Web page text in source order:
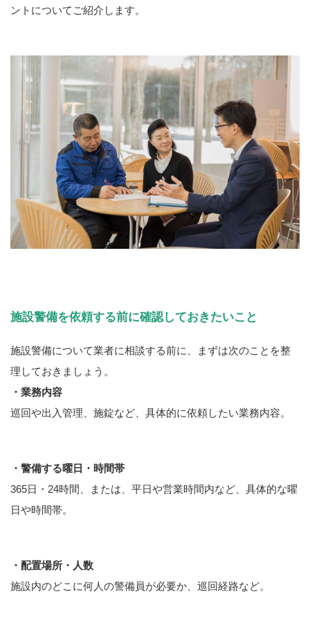
ントについてご紹介します。
施設警備を依頼する前に確認しておきたいこと
施設警備について業者に相談する前に、まずは次のことを整
理しておきましょう。
・業務内容
巡回や出入管理、施錠など、具体的に依頼したい業務内容。
・警備する曜日・時間帯
365日・24時間、または、平日や営業時間内など、具体的な曜
日や時間帯。
・配置場所・人数
施設内のどこに何人の警備員が必要か、巡回経路など。